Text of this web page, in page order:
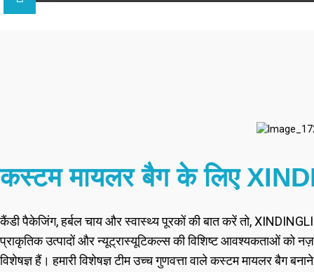
कस्टम मायलर बैग के लिए
कैंडी पैकेजिंग, हर्बल चाय और स्वास्थ्य पूरकों की बात करें तो,
प्राकृतिक उत्पादों और न्यूट्रास्यूटिकल्स की विशिष्ट आवश्यकताओं को
विशेषज्ञ हैं। हमारी विशेषज्ञ टीम उच्च गुणवत्ता वाले कस्टम मायलर बैग